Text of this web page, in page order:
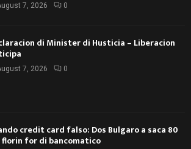
7, 2026 0
di Minister di Husticia – Liberacion
7, 2026 0
credit card falso: Dos Bulgaro a saca 80
florin for di bancomatico